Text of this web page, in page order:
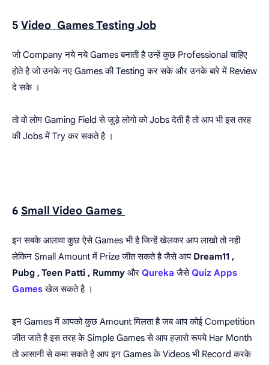
5 Video Games Testing Job
जो Company नये नये Games बनाती है उन्हें कुछ Professional चाहिए
होते है जो उनके नए Games की Testing कर सके और उनके बारे में Review
दे सके ।
तो वो लोग Gaming Field से जुड़े लोगो को Jobs देती है तो आप भी इस तरह
की Jobs में Try कर सकते है ।
6 Small Video Games
इन सबके आलावा कुछ ऐसे Games भी है जिन्हें खेलकर आप लाखो तो नही
लेकिन Small Amount में Prize जीत सकते है जैसे आप Dream11 ,
Pubg , Teen Patti , Rummy और Qureka जैसेQuiz Apps
Gamesखेल सकते है ।
इन Games में आपको कुछ Amount मिलता है जब आप कोई Competition
जीत जाते है इस तरह के Simple Games से आप हज़ारो रूपये Har Month
तो आसानी से कमा सकते है आप इन Games के Videos भी Record करके